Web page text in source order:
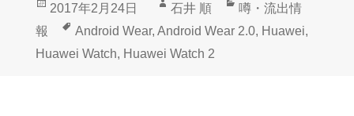
投
日:
2017年2月24日
作
成
者
石井 順
カ
テ
噂・流出情
報
タ
グ
Android Wear, Android Wear 2.0, Huawei,
Huawei Watch, Huawei Watch 2